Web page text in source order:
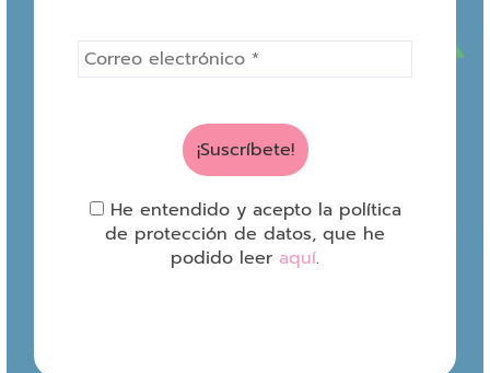
He entendido y acepto la política
de protección de datos, que he
podido leer aquí.